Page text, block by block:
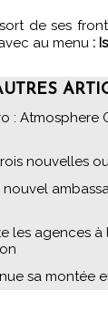
de ses
au menu :
: Atmosphere
nouvelles
les agences
sa montée